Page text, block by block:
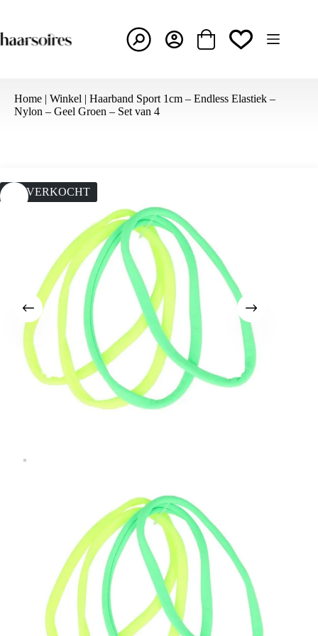
de
inhoud
Winkelwagen
Home | Winkel | Haarband Sport 1cm – Endless Elastiek –
Nylon – Geel Groen – Set van 4
UITVERKOCHT